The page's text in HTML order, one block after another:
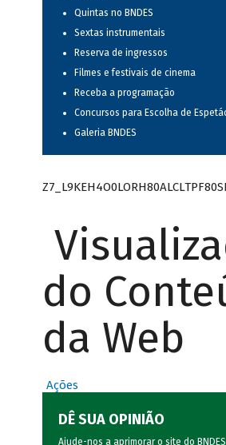
Quintas no BNDES
Sextas instrumentais
Reserva de ingressos
Filmes e festivais de cinema
Receba a programação
Concursos para Escolha de
Galeria BNDES
do
da Web
Ações
DÊ SUA OPINIÃO
Ajude-nos a aprimorar o site do